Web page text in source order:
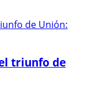
triunfo de